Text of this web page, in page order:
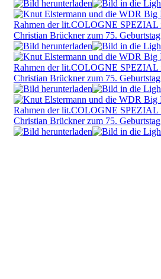
Christian Brückner zum 75. Geburtstag
Christian Brückner zum 75. Geburtstag
Christian Brückner zum 75. Geburtstag